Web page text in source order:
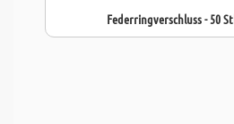
Federringverschluss - 50